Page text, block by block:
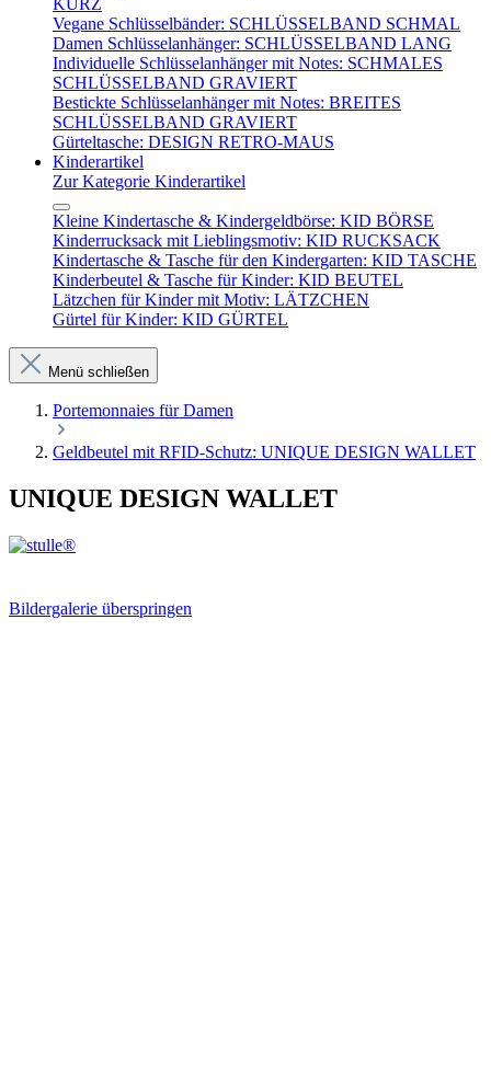
KURZ
Vegane Schlüsselbänder: SCHLÜSSELBAND SCHMAL
Damen Schlüsselanhänger: SCHLÜSSELBAND LANG
Individuelle Schlüsselanhänger mit Notes: SCHMALES
SCHLÜSSELBAND GRAVIERT
Bestickte Schlüsselanhänger mit Notes: BREITES
SCHLÜSSELBAND GRAVIERT
Gürteltasche: DESIGN RETRO-MAUS
Kinderartikel
Zur Kategorie Kinderartikel
Kleine Kindertasche & Kindergeldbörse: KID BÖRSE
Kinderrucksack mit Lieblingsmotiv: KID RUCKSACK
Kindertasche & Tasche für den Kindergarten: KID TASCHE
Kinderbeutel & Tasche für Kinder: KID BEUTEL
Lätzchen für Kinder mit Motiv: LÄTZCHEN
Gürtel für Kinder: KID GÜRTEL
Menü schließen
Portemonnaies für Damen
Geldbeutel mit RFID-Schutz: UNIQUE DESIGN WALLET
UNIQUE DESIGN WALLET
Bildergalerie überspringen